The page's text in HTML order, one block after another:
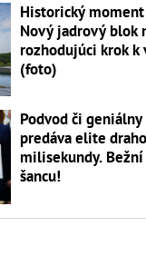
Historický
Nový jadrový blok
rozhodujúci krok
(foto)
Podvod či
predáva elite
milisekundy.
šancu!